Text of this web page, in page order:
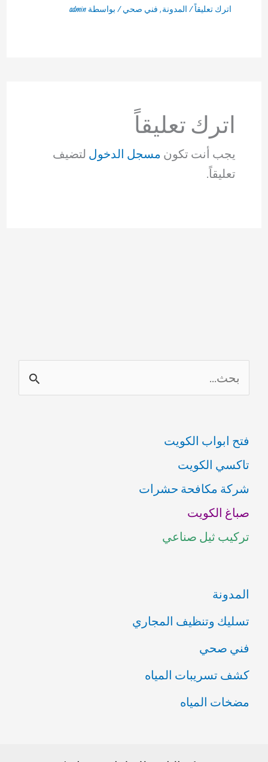
اترك تعليقاً / المدونة, فني صحي/ بواسطة admin
اترك تعليقاً
يجب أنت تكون مسجل الدخول لتضيف
تعليقاً.
ل
ح
ث
ع
ن
:
فتح ابواب الكويت
تاكسي الكويت
شركة مكافحة حشرات
صباغ الكويت
تركيب ثيل صناعي
المدونة
تسليك وتنظيف المجاري
فني صحي
كشف تسريبات المياه
مضخات المياه